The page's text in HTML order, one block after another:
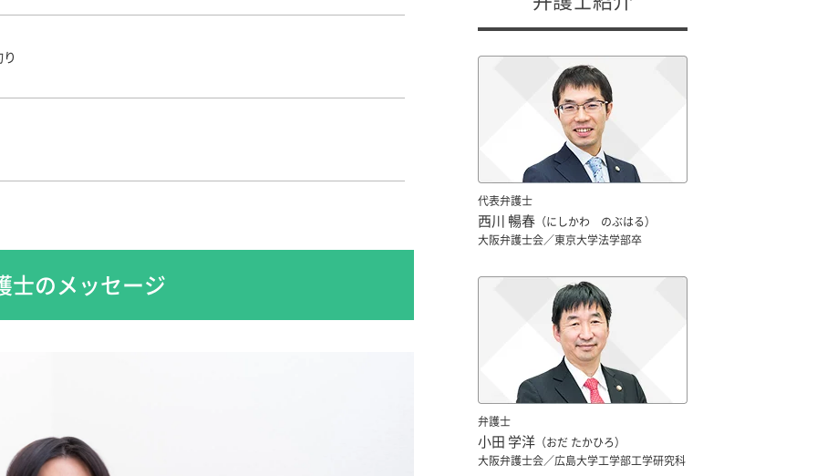
士のメッセージ
代表弁護士
西川 暢春 （にしかわ のぶはる）
大阪弁護士会／東京大学法学部卒
弁護士
小田 学洋 （おだ たかひろ）
大阪弁護士会／広島大学工学部工学研究科